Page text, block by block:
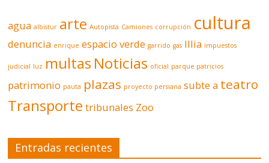
agua albistur arte Autopista Camiones corrupción cultura
denuncia enrique espacio verde garrido gas Illia impuestos
judicial luz multas Noticias oficial parque patricios
patrimonio pauta plazas proyecto persiana subte a teatro
Transporte tribunales Zoo
Entradas recientes